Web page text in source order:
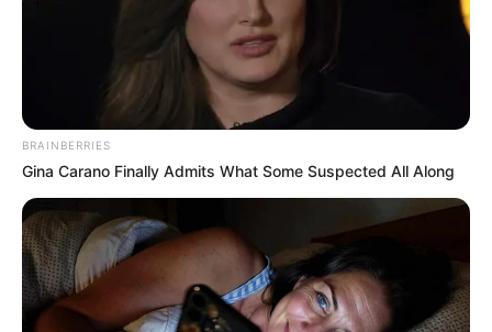
Sancionaron a 22
personas conduciendo en
estado de embriaguez en
Ibagué
Atención: Este 24 de junio
no habrá atención al
público en Infibagué
BRAINBERRIES
Gina Carano Finally Admits What Some Suspected All Along